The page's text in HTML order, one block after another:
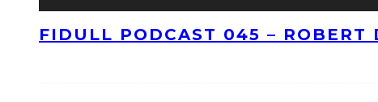
FIDULL PODCAST 045 –